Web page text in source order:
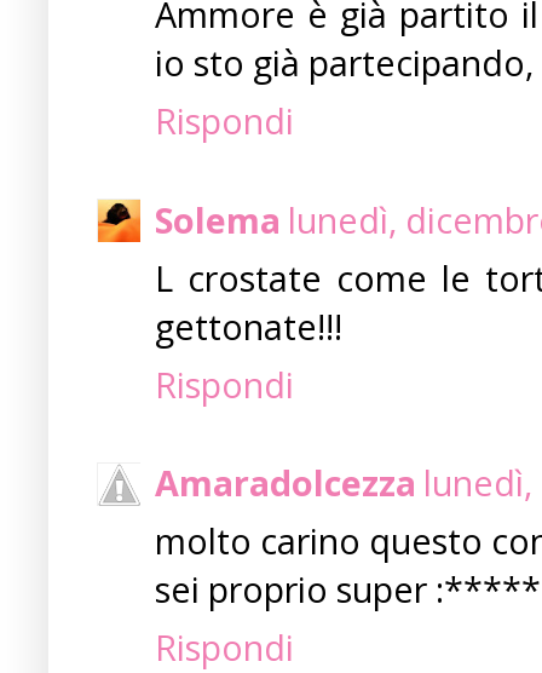
Ammore è già partito
io sto già
Rispondi
Solema lunedì,
L crostate come le
gettonate!!!
Rispondi
Amaradolcezza lunedì,
molto carino questo
sei proprio super
Rispondi